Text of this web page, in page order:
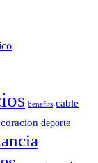
benefits cable
deporte